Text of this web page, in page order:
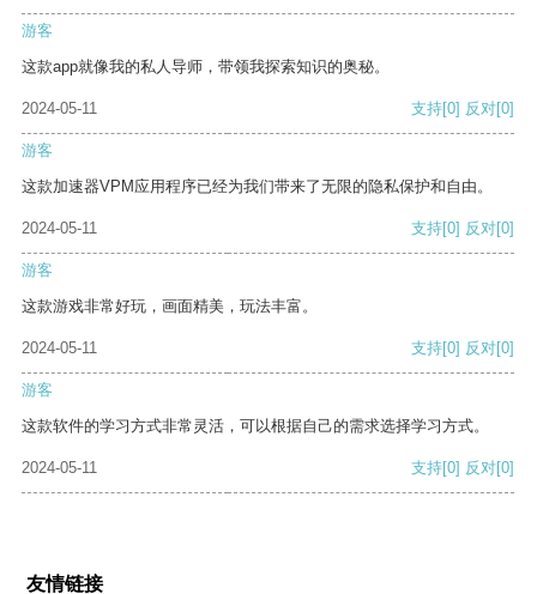
游客
这款app就像我的私人导师，带领我探索知识的奥秘。
2024-05-11 支持[0] 反对[0]
游客
这款加速器VPM应用程序已经为我们带来了无限的隐私保护和自由。
2024-05-11 支持[0] 反对[0]
游客
这款游戏非常好玩，画面精美，玩法丰富。
2024-05-11 支持[0] 反对[0]
游客
这款软件的学习方式非常灵活，可以根据自己的需求选择学习方式。
2024-05-11 支持[0] 反对[0]
友情链接